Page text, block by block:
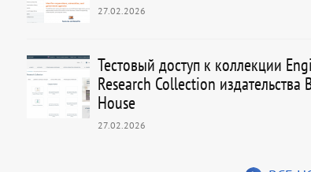
27.02.2026
Тестовый доступ к коллекции
Research Collection издательства
House
27.02.2026